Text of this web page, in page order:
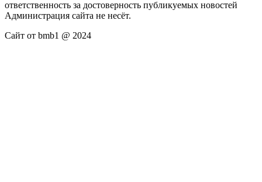
ответственность за достоверность публикуемых новостей
Администрация сайта не несёт.
Сайт от bmb1 @ 2024